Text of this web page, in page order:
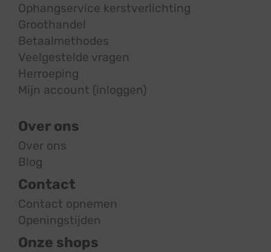
Ophangservice kerstverlichting
Groothandel
Betaalmethodes
Veelgestelde vragen
Herroeping
Mijn account (inloggen)
Over ons
Over ons
Blog
Contact
Contact opnemen
Openingstijden
Onze shops